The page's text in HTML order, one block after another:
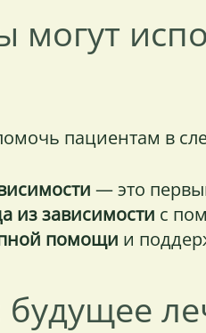
могут
пациентам в
— это
из зависимости с
помощи и